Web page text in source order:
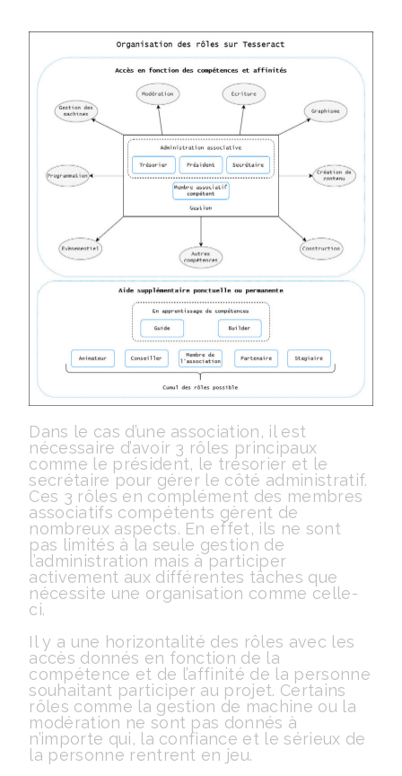
Dans le cas d’une association, il est
nécessaire d’avoir 3 rôles principaux
comme le président, le trésorier et le
secrétaire pour gérer le côté administratif.
Ces 3 rôles en complément des membres
associatifs compétents gèrent de
nombreux aspects. En effet, ils ne sont
pas limités à la seule gestion de
l’administration mais à participer
activement aux différentes tâches que
nécessite une organisation comme celle-
ci.
Il y a une horizontalité des rôles avec les
accès donnés en fonction de la
compétence et de l’affinité de la personne
souhaitant participer au projet. Certains
rôles comme la gestion de machine ou la
modération ne sont pas donnés à
n’importe qui, la confiance et le sérieux de
la personne rentrent en jeu.